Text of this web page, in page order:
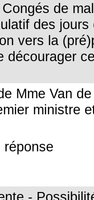
de
des jours
vers la
décourager
Mme Van
ministre
réponse
-